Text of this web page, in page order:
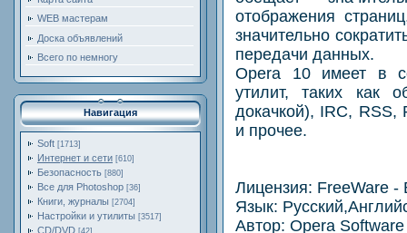
WEB мастерам
Доска объявлений
Всего по немногу
Навигация
Soft [1713]
Интернет и сети [610]
Безопасность [880]
Все для Photoshop [36]
Книги, журналы [2704]
Настройки и утилиты [3517]
CD/DVD [42]
отображения
значительно
передачи данных.
Opera 10 имеет в
утилит, таких как
докачкой), IRC, RSS,
и прочее.
Лицензия: FreeWare -
Язык:
Автор: Opera Software